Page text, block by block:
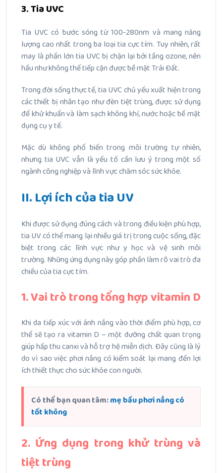
3. Tia UVC
Tia UVC có bước sóng từ 100-280nm và mang năng
lượng cao nhất trong ba loại tia cực tím. Tuy nhiên, rất
may là phần lớn tia UVC bị chặn lại bởi tầng ozone, nên
hầu như không thể tiếp cận được bề mặt Trái Đất.
Trong đời sống thực tế, tia UVC chủ yếu xuất hiện trong
các thiết bị nhân tạo như đèn tiệt trùng, được sử dụng
để khử khuẩn và làm sạch không khí, nước hoặc bề mặt
dụng cụ y tế.
Mặc dù không phổ biến trong môi trường tự nhiên,
nhưng tia UVC vẫn là yếu tố cần lưu ý trong một số
ngành công nghiệp và lĩnh vực chăm sóc sức khỏe.
II. Lợi ích của tia UV
Khi được sử dụng đúng cách và trong điều kiện phù hợp,
tia UV có thể mang lại nhiều giá trị trong cuộc sống, đặc
biệt trong các lĩnh vực như y học và vệ sinh môi
trường. Những ứng dụng này góp phần làm rõ vai trò đa
chiều của tia cực tím.
1. Vai trò trong tổng hợp vitamin D
Khi da tiếp xúc với ánh nắng vào thời điểm phù hợp, cơ
thể sẽ tạo ra vitamin D – một dưỡng chất quan trọng
giúp hấp thu canxi và hỗ trợ hệ miễn dịch.Đây cũng là lý
do vì sao việc phơi nắng có kiểm soát lại mang đến lợi
ích thiết thực cho sức khỏe con người.
Có thể bạn quan tâm:mẹ bầu phơi nắng có
tốt không
2. Ứng dụng trong khử trùng và
tiệt trùng